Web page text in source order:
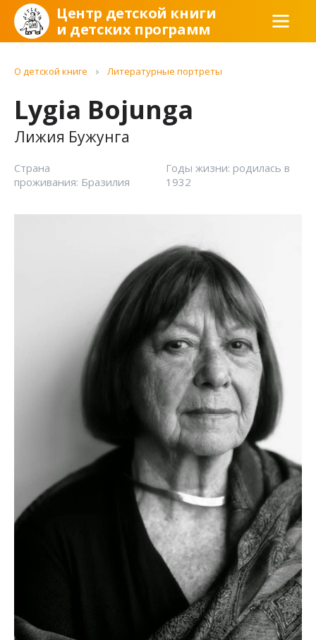
Центр детской книги
и детских программ
О детской книге Литературные портреты
Lygia Bojunga
Лижия Бужунга
Страна
проживания: Бразилия
Годы жизни: родилась в
1932